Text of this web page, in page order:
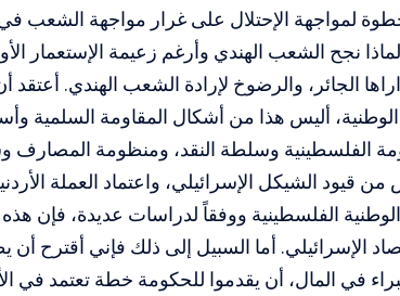
لمواجهة الإحتلال على غرار مواجهة الشعب في
نجح الشعب الهندي وأرغم زعيمة الإستعمار
الجائر، والرضوخ لإرادة الشعب الهندي. أعتقد
أليس هذا من أشكال المقاومة السلمية
الفلسطينية وسلطة النقد، ومنظومة
الشيكل الإسرائيلي، واعتماد العملة
الفلسطينية ووفقاً لدراسات عديدة، فإن
الإسرائيلي. أما السبيل إلى ذلك فإني أقترح
في المال، أن يقدموا للحكومة خطة تعتمد في